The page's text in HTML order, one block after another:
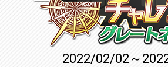
2022/02/02～